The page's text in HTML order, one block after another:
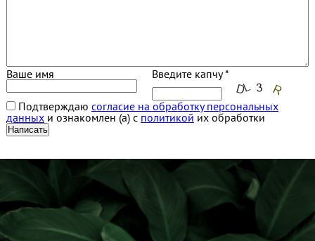
Ваше имя Введите капчу *
Подтверждаю согласие на обработку персональных
данныхи ознакомлен (а) с политикой их обработки